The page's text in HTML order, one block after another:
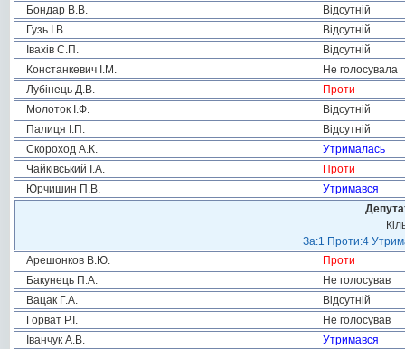
Бондар В.В.
Відсутній
Гузь І.В.
Відсутній
Івахів С.П.
Відсутній
Констанкевич І.М.
Не голосувала
Лубінець Д.В.
Проти
Молоток І.Ф.
Відсутній
Палиця І.П.
Відсутній
Скороход А.К.
Утрималась
Чайківський І.А.
Проти
Юрчишин П.В.
Утримався
За:1 Проти:4
Арешонков В.Ю.
Проти
Бакунець П.А.
Не голосував
Вацак Г.А.
Відсутній
Горват Р.І.
Не голосував
Іванчук А.В.
Утримався